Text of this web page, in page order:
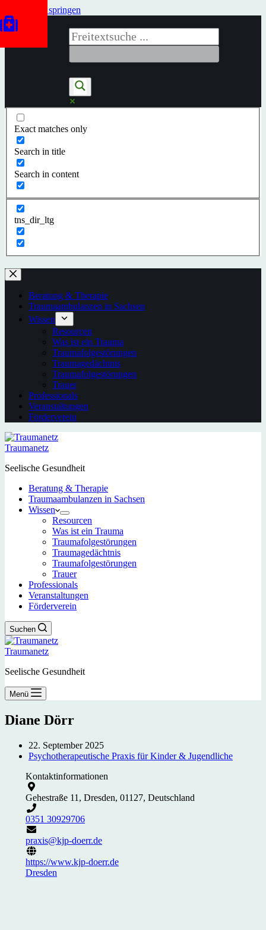
Zum Inhalt springen
Exact matches only
Search in title
Search in content
tns_dir_ltg
Beratung & Therapie
Traumaambulanzen in Sachsen
Wissen
Resourcen
Was ist ein Trauma
Traumafolgestörungen
Traumagedächtnis
Traumafolgestörungen
Trauer
Professionals
Veranstaltungen
Förderverein
Traumanetz
Seelische Gesundheit
Beratung & Therapie
Traumaambulanzen in Sachsen
Wissen
Resourcen
Was ist ein Trauma
Traumafolgestörungen
Traumagedächtnis
Traumafolgestörungen
Trauer
Professionals
Veranstaltungen
Förderverein
Suchen
Traumanetz
Seelische Gesundheit
Menü
Diane Dörr
22. September 2025
Psychotherapeutische Praxis für Kinder & Jugendliche
Kontaktinformationen
Gehestraße 11, Dresden, 01127, Deutschland
0351 30929706
praxis@kjp-doerr.de
https://www.kjp-doerr.de
Dresden